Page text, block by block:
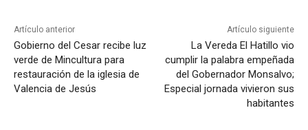
Artículo anterior
Gobierno del Cesar recibe luz
verde de Mincultura para
restauración de la iglesia de
Valencia de Jesús
Artículo siguiente
La Vereda El Hatillo vio
cumplir la palabra empeñada
del Gobernador Monsalvo;
Especial jornada vivieron sus
habitantes